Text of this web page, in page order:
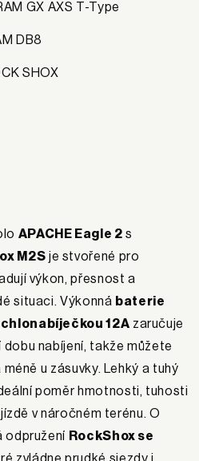
GX AXS T-Type
DB8
SHOX
APACHE Eagle 2 s
M2S je stvořené pro
výkon, přesnost a
situaci. Výkonná baterie
12A zaručuje
nabíjení, takže můžete
u zásuvky. Lehký a tuhý
poměr hmotnosti, tuhosti
v náročném terénu. O
odpružení RockShox se